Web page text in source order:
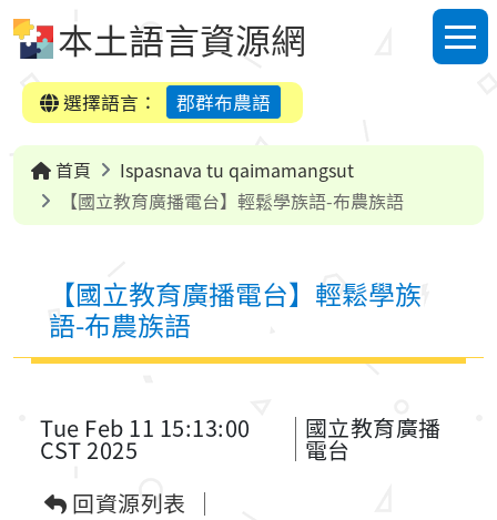
本土語言資源網
選單
選擇語言：
郡群布農語
首頁
Ispasnava tu qaimamangsut
【國立教育廣播電台】輕鬆學族語-布農族語
【國立教育廣播電台】輕鬆學族
語-布農族語
Tue Feb 11 15:13:00
CST 2025
國立教育廣播
電台
回資源列表